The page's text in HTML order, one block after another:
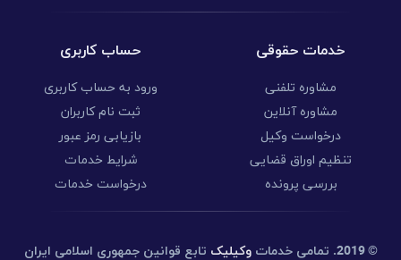
خدمات حقوقی
مشاوره تلفنی
مشاوره آنلاین
درخواست وکیل
تنظیم اوراق قضایی
بررسی پرونده
حساب کاربری
ورود به حساب کاربری
ثبت نام کاربران
بازیابی رمز عبور
شرایط خدمات
درخواست خدمات
© 2019. تمامی خدماتوکیلیک تابع قوانین جمهوری اسلامی ایران